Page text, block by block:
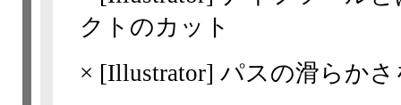
クトのカット
× [Illustrator] パスの滑らか